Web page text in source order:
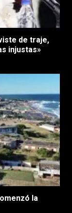
de traje,
injustas»
la